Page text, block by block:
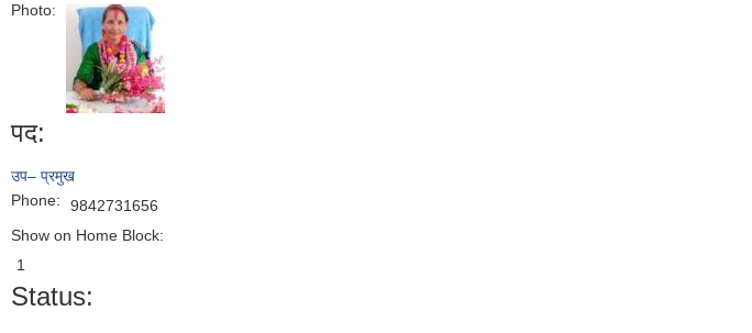
Photo:
पद:
उप– प्रमुख
Phone:
9842731656
Show on Home Block:
1
Status: